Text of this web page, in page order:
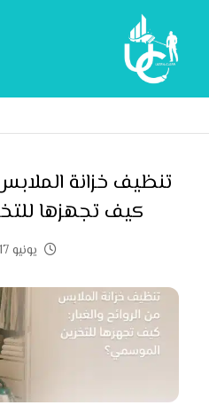
تنظيف خزانة الملابس
كيف تجهزها
يونيو 17, 2026